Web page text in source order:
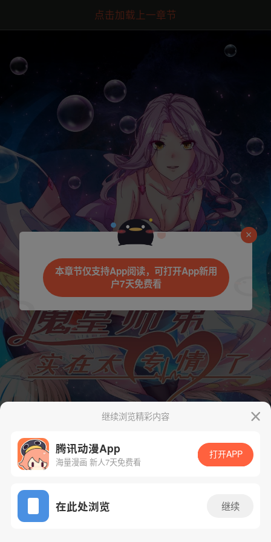
点击加载上一章节
App免费看
继续浏览精彩内容
腾讯动漫App
海量漫画 新人7天免费看
打开APP
在此处浏览 继续
本章节仅支持App阅读，可打开App新用
户7天免费看